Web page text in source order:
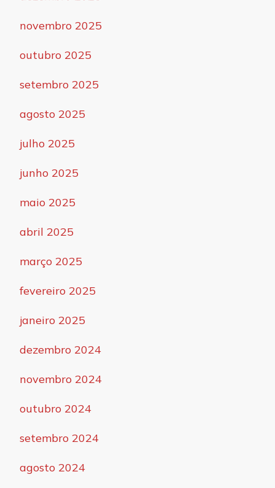
novembro 2025
outubro 2025
setembro 2025
agosto 2025
julho 2025
junho 2025
maio 2025
abril 2025
março 2025
fevereiro 2025
janeiro 2025
dezembro 2024
novembro 2024
outubro 2024
setembro 2024
agosto 2024